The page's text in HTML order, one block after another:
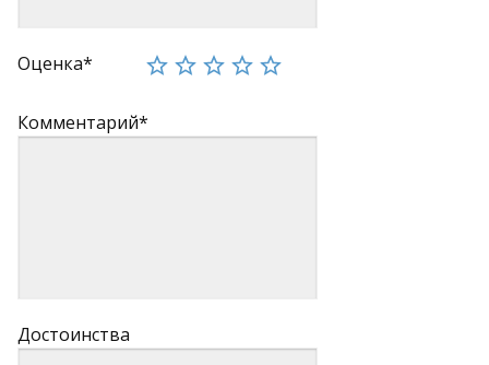
Оценка*
Комментарий*
Достоинства